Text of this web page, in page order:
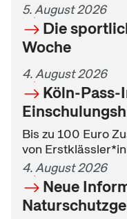
5. August 2026
Die
Woche
4. August 2026
Köln-Pass-
Bis zu 100 Euro
von
4. August 2026
Neue